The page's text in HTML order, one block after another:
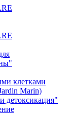
клетками
Marin)
детоксикация"